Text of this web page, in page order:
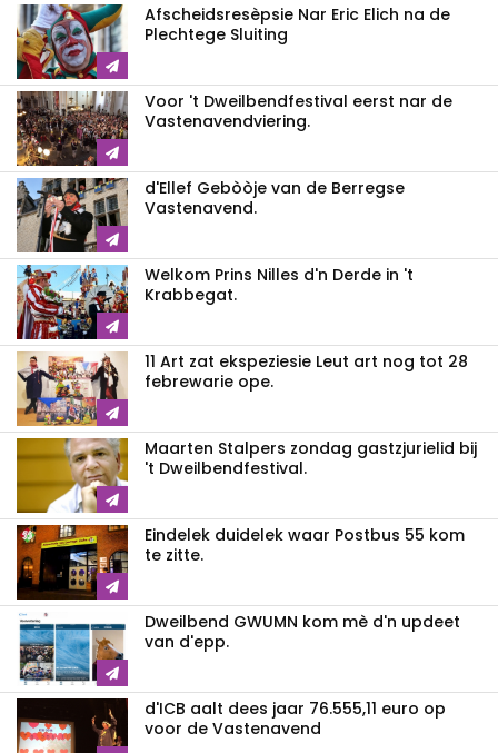
Afscheidsresèpsie Nar Eric Elich na de
Plechtege Sluiting
Voor 't Dweilbendfestival eerst nar de
Vastenavendviering.
d'Ellef Gebòòje van de Berregse
Vastenavend.
Welkom Prins Nilles d'n Derde in 't
Krabbegat.
11 Art zat ekspeziesie Leut art nog tot 28
febrewarie ope.
Maarten Stalpers zondag gastzjurielid bij
't Dweilbendfestival.
Eindelek duidelek waar Postbus 55 kom
te zitte.
Dweilbend GWUMN kom mè d'n updeet
van d'epp.
d'ICB aalt dees jaar 76.555,11 euro op
voor de Vastenavend